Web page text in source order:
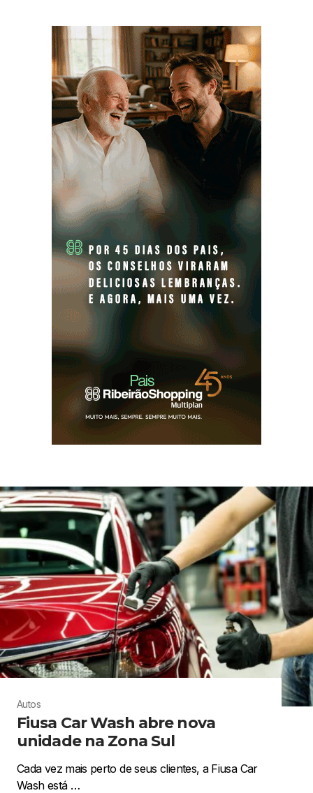
Autos
Fiusa Car Wash abre nova
unidade na Zona Sul
Cada vez mais perto de seus clientes, a Fiusa Car
Wash está …